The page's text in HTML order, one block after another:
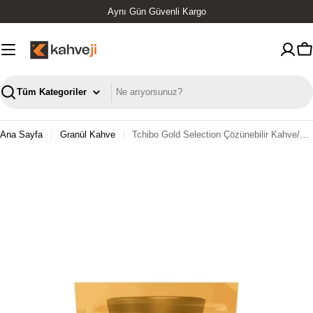
Aynı Gün Güvenli Kargo
Ara
Ana Sayfa Granül Kahve